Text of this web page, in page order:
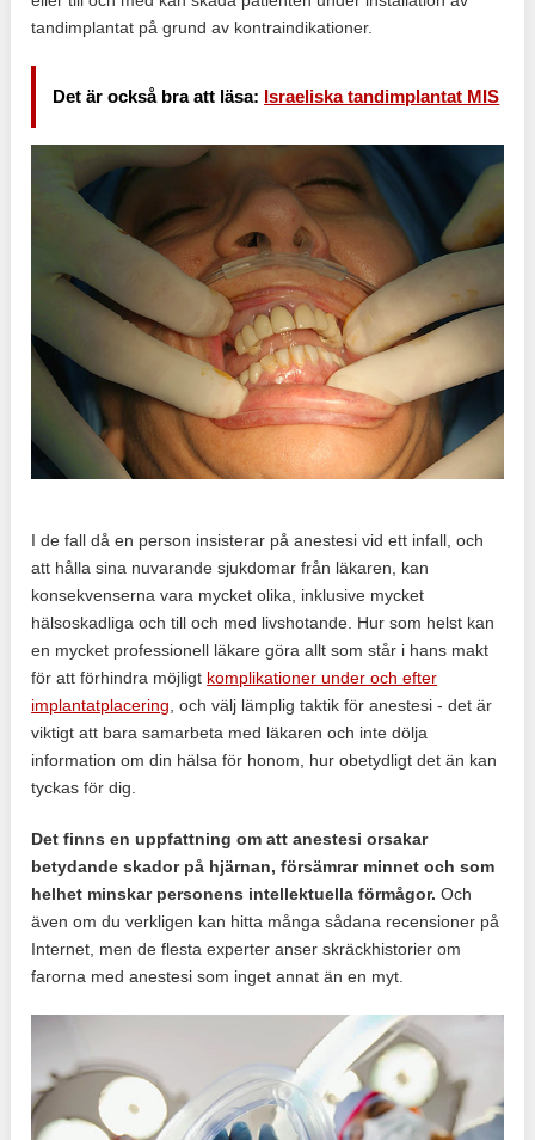
tandimplantat på grund av kontraindikationer.
Det är också bra att läsa: Israeliska tandimplantat MIS
I de fall då en person insisterar på anestesi vid ett infall, och
att hålla sina nuvarande sjukdomar från läkaren, kan
konsekvenserna vara mycket olika, inklusive mycket
hälsoskadliga och till och med livshotande. Hur som helst kan
en mycket professionell läkare göra allt som står i hans makt
för att förhindra möjligt komplikationer under och efter
implantatplacering , och välj lämplig taktik för anestesi - det är
viktigt att bara samarbeta med läkaren och inte dölja
information om din hälsa för honom, hur obetydligt det än kan
tyckas för dig.
Det finns en uppfattning om att anestesi orsakar
betydande skador på hjärnan, försämrar minnet och som
helhet minskar personens intellektuella förmågor. Och
även om du verkligen kan hitta många sådana recensioner på
Internet, men de flesta experter anser skräckhistorier om
farorna med anestesi som inget annat än en myt.